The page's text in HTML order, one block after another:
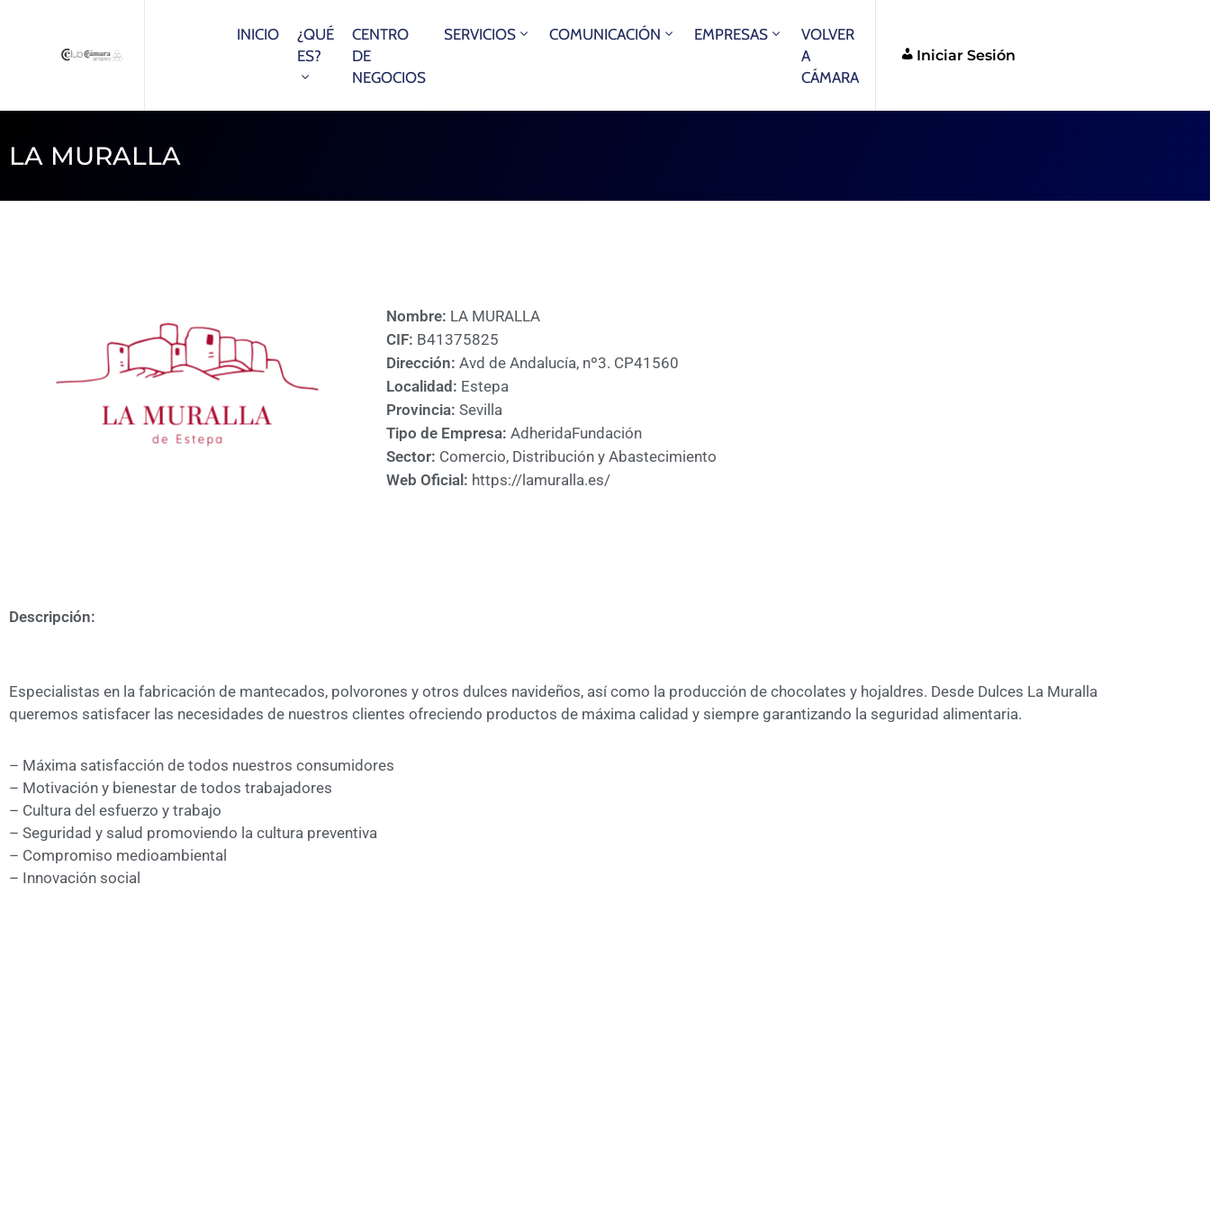
INICIO
¿QUÉ
ES?
CENTRO
DE
NEGOCIOS
SERVICIOS COMUNICACIÓN EMPRESAS
VOLVER
A
CÁMARA
Iniciar Sesión
LA MURALLA
Nombre: LA MURALLA
CIF: B41375825
Dirección: Avd de Andalucía, nº3. CP41560
Localidad: Estepa
Provincia: Sevilla
Tipo de Empresa: AdheridaFundación
Sector: Comercio, Distribución y Abastecimiento
Web Oficial: https://lamuralla.es/
Descripción:
Especialistas en la fabricación de mantecados, polvorones y otros dulces navideños, así como la producción de chocolates y hojaldres. Desde Dulces La Muralla
queremos satisfacer las necesidades de nuestros clientes ofreciendo productos de máxima calidad y siempre garantizando la seguridad alimentaria.
– Máxima satisfacción de todos nuestros consumidores
– Motivación y bienestar de todos trabajadores
– Cultura del esfuerzo y trabajo
– Seguridad y salud promoviendo la cultura preventiva
– Compromiso medioambiental
– Innovación social